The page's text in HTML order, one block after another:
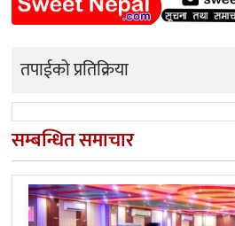
तपाईको प्रतिक्रिया
सम्बन्धित समाचार